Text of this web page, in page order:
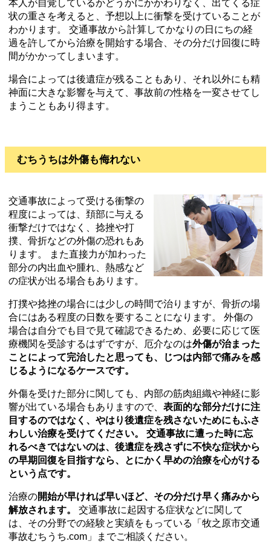
本人が自覚しているかどうかにかかわりなく、出てくる症
状の重さを考えると、予想以上に衝撃を受けていることが
わかります。 交通事故から計算してかなりの日にちの経
過を許してから治療を開始する場合、その分だけ回復に時
間がかかってしまいます。
場合によっては後遺症が残ることもあり、それ以外にも精
神面に大きな影響を与えて、事故前の性格を一変させてし
まうこともあり得ます。
むちうちは外傷も侮れない
交通事故によって受ける衝撃の
程度によっては、頚部に与える
衝撃だけではなく、捻挫や打
撲、骨折などの外傷の恐れもあ
ります。 また直接力が加わった
部分の内出血や腫れ、熱感など
の症状が出る場合もあります。
打撲や捻挫の場合には少しの時間で治りますが、骨折の場
合にはある程度の日数を要することになります。 外傷の
場合は自分でも目で見て確認できるため、必要に応じて医
療機関を受診するはずですが、厄介なのは外傷が治まった
ことによって完治したと思っても、じつは内部で痛みを感
じるようになるケースです。
外傷を受けた部分に関しても、内部の筋肉組織や神経に影
響が出ている場合もありますので、表面的な部分だけに注
目するのではなく、やはり後遺症を残さないためにもふさ
わしい治療を受けてください。 交通事故に遭った時に忘
れるべきではないのは、後遺症を残さずに不快な症状から
の早期回復を目指すなら、とにかく早めの治療を心がける
という点です。
治療の開始が早ければ早いほど、その分だけ早く痛みから
解放されます。
交通事故に起因する症状などに関して
は、その分野での経験と実績をもっている「牧之原市交通
事故むちうち.com」までご相談ください。